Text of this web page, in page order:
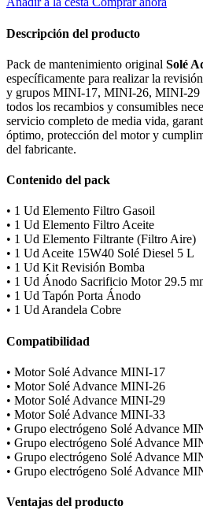
Descripción del producto
Pack de mantenimiento original Solé
específicamente para realizar la
y grupos MINI-17, MINI-26, MINI-29
todos los recambios y consumibles
servicio completo de media vida,
óptimo, protección del motor y
del fabricante.
Contenido del pack
• 1 Ud Elemento Filtro Gasoil
• 1 Ud Elemento Filtro Aceite
• 1 Ud Elemento Filtrante (Filtro Aire)
• 1 Ud Aceite 15W40 Solé Diesel 5 L
• 1 Ud Kit Revisión Bomba
• 1 Ud Ánodo Sacrificio Motor 29.5
• 1 Ud Tapón Porta Ánodo
• 1 Ud Arandela Cobre
Compatibilidad
• Motor Solé Advance MINI-17
• Motor Solé Advance MINI-26
• Motor Solé Advance MINI-29
• Motor Solé Advance MINI-33
• Grupo electrógeno Solé Advance
• Grupo electrógeno Solé Advance
• Grupo electrógeno Solé Advance
• Grupo electrógeno Solé Advance
Ventajas del producto